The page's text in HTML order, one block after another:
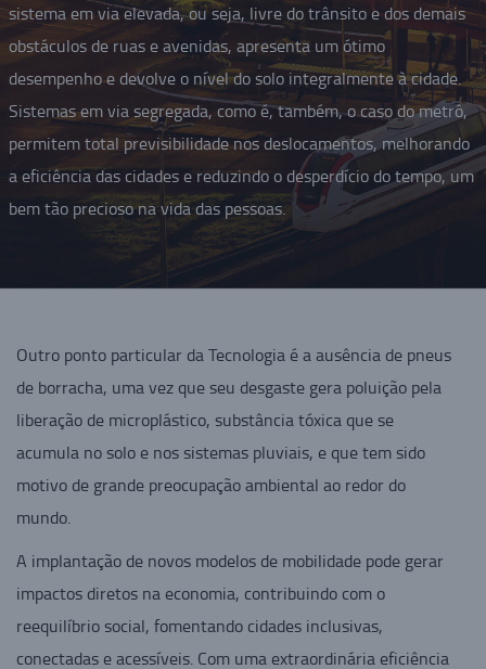
sistema em via elevada, ou seja, livre do trânsito e dos demais
obstáculos de ruas e avenidas, apresenta um ótimo
desempenho e devolve o nível do solo integralmente à cidade.
Sistemas em via segregada, como é, também, o caso do metrô,
permitem total previsibilidade nos deslocamentos, melhorando
a eficiência das cidades e reduzindo o desperdício do tempo, um
bem tão precioso na vida das pessoas.
Outro ponto particular da Tecnologia é a ausência de pneus
de borracha, uma vez que seu desgaste gera poluição pela
liberação de microplástico, substância tóxica que se
acumula no solo e nos sistemas pluviais, e que tem sido
motivo de grande preocupação ambiental ao redor do
mundo.
A implantação de novos modelos de mobilidade pode gerar
impactos diretos na economia, contribuindo com o
reequilíbrio social, fomentando cidades inclusivas,
conectadas e acessíveis. Com uma extraordinária eficiência